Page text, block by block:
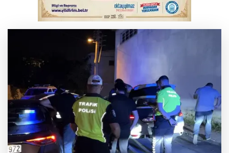
Osmangazi’de iş arayanlara destek